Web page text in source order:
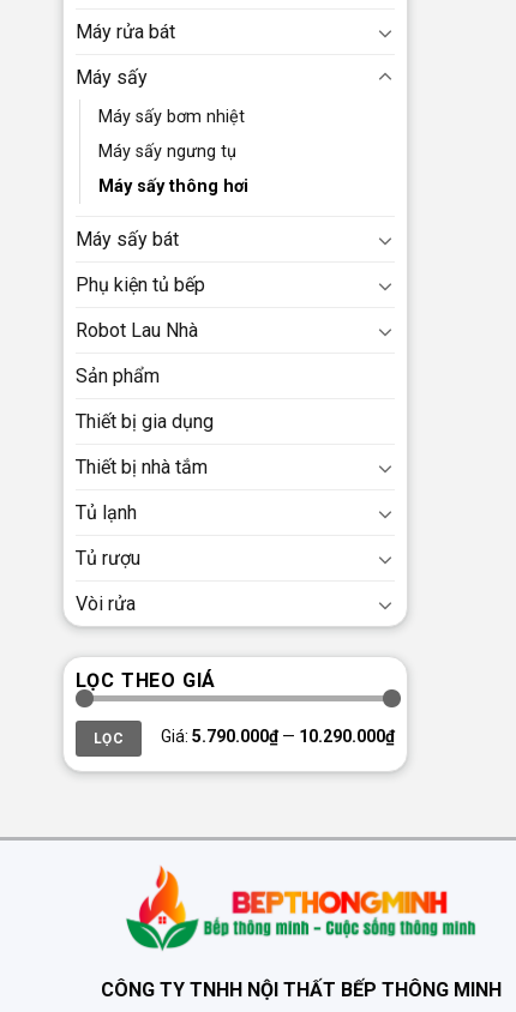
Máy rửa bát
Máy sấy
Máy sấy bơm nhiệt
Máy sấy ngưng tụ
Máy sấy thông hơi
Máy sấy bát
Phụ kiện tủ bếp
Robot Lau Nhà
Sản phẩm
Thiết bị gia dụng
Thiết bị nhà tắm
Tủ lạnh
Tủ rượu
Vòi rửa
LỌC THEO GIÁ
Giá
thấp
nhất
Giá
cao
nhất
LỌC Giá: 5.790.000₫— 10.290.000₫
CÔNG TY TNHH NỘI THẤT BẾP THÔNG MINH